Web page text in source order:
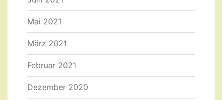
Mai 2021
März 2021
Februar 2021
Dezember 2020